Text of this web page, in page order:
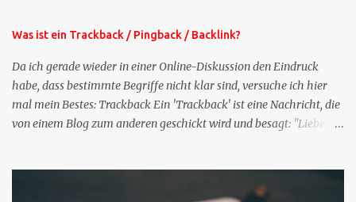
Was ist ein Trackback / Pingback / Backlink?
Da ich gerade wieder in einer Online-Diskussion den Eindruck
habe, dass bestimmte Begriffe nicht klar sind, versuche ich hier
mal mein Bestes: Trackback Ein 'Trackback' ist eine Nachricht, die
von einem Blog zum anderen geschickt wird und besagt: "Lieber